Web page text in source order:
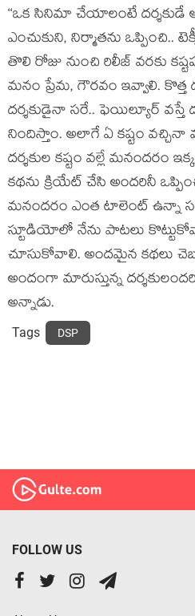
‘‘ఒక సినిమా చేయాలంటే దర్శకుడే
ఎంచుకుని, నిర్మాతను ఒప్పించి..
తొలి రోజు నుంచి రిలీజ్ వరకు
మనం ప్రేమ, గౌరవం ఇవ్వాలి. కొత్త
దర్శకుడైనా సరే.. ఫెయిల్యూర్ వస్తే
నిందిస్తాం. అలాగే ఏ కష్టం వచ్చినా
దర్శకుల కష్టం వల్లే మనందరం
కథను క్రియేట్ చేసి అందరినీ
మనందరం ఎంత టాలెంట్ ఉన్నా
స్టూడియోలో నేను పాటలు
చూసుకోవాలి. అందమైన కథలు
అందంగా మారుస్తున్న
అన్నాడు.
Tags DSP
FOLLOW US